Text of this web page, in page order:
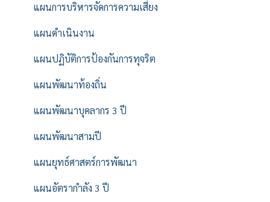
แผนการบริหารจัดการความเสี่ยง
แผนดำเนินงาน
แผนปฏิบัติการป้องกันการทุจริต
แผนพัฒนาท้องถิ่น
แผนพัฒนาบุคลากร 3 ปี
แผนพัฒนาสามปี
แผนยุทธ์ศาสตร์การพัฒนา
แผนอัตรากำลัง 3 ปี